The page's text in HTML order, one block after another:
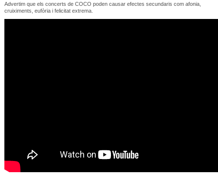
Advertim que els concerts de COCO poden causar efectes secundaris com afonia,
cruiximents, eufòria i felicitat extrema.